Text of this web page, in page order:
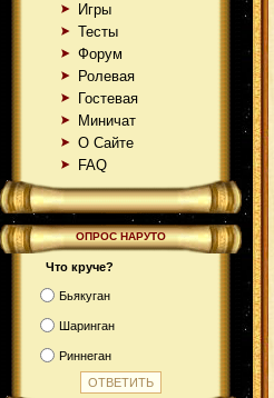
Игры
Тесты
Форум
Ролевая
Гостевая
Миничат
О Сайте
FAQ
ОПРОС НАРУТО
Что круче?
Бьякуган
Шаринган
Риннеган